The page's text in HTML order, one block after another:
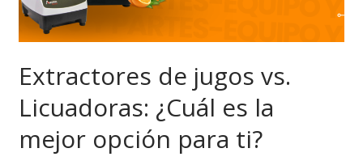
Extractores de jugos vs.
Licuadoras: ¿Cuál es la
mejor opción para ti?
mejor
opción
para